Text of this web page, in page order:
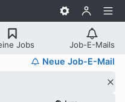
Jobs Job-E-Mails
Neue Job-E-Mail